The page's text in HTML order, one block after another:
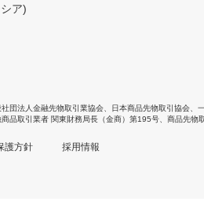
ア)
社団法人金融先物取引業協会 日本商品先物取引協会
品取引業者 関東財務局長（金商）第195号、商品先物
護方針 採用情報